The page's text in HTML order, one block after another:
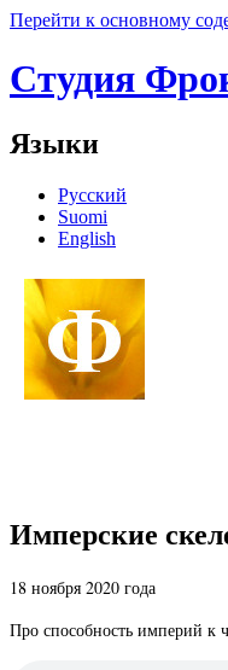
Перейти к основному
Студия
Языки
Русский
Suomi
English
Имперские
18 ноября 2020 года
Про способность империй к